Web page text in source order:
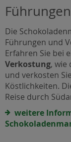
Die
Führungen und
Erfahren Sie bei
Verkostung, wie
und verkosten
Köstlichkeiten.
Reise durch
weitere